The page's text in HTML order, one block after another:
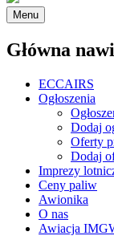
Menu
Główna
ECCAIRS
Ogłoszenia
Dodaj
Oferty
Dodaj
Imprezy
Ceny paliw
Awionika
O nas
Awiacja